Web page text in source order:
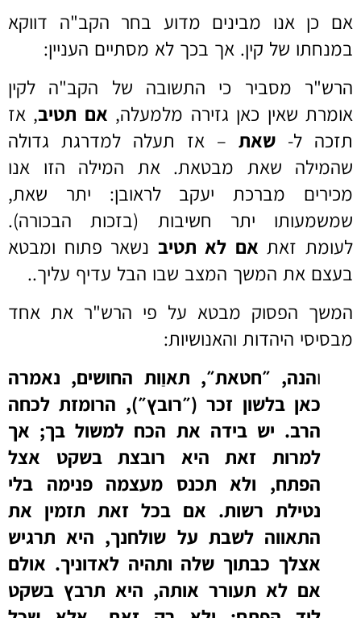
אם כן אנו מבינים מדוע בחר הקב"ה דווקא
במנחתו של קין. אך בכך לא מסתיים העניין:
הרש"ר מסביר כי התשובה של הקב"ה לקין
אומרת שאין כאן גזירה מלמעלה, אם תטיב, אז
תזכה ל- שאת – אז תעלה למדרגת גדולה
שהמילה שאת מבטאת. את המילה הזו אנו
מכירים מברכת יעקב לראובן: יתר שאת,
שמשמעותו יתר חשיבות (בזכות הבכורה).
לעומת זאת אם לא תטיב נשאר פתוח ומבטא
בעצם את המשך המצב שבו הבל עדיף עליך..
המשך הפסוק מבטא על פי הרש"ר את אחד
מבסיסי היהדות והאנושיות:
והנה, ״חטאת״, תאוַות החושים, נאמרה
כאן בלשון זכר (״רובץ״), הרומזת לכחה
הרב. יש בידה את הכח למשול בך; אך
למרות זאת היא רובצת בשקט אצל
הפתח, ולא תכנס מעצמה פנימה בלי
נטילת רשות. אם בכל זאת תזמין את
התאווה לשבת על שולחנך, היא תרגיש
אצלך כבתוך שלה ותהיה לאדוניך. אולם
אם לא תעורר אותה, היא תרבץ בשקט